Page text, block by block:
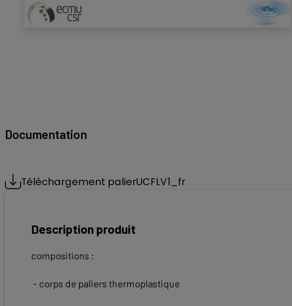
Description produit
compositions :
- corps de paliers thermoplastique
Documentation
Téléchargement palierUCFLV1_fr